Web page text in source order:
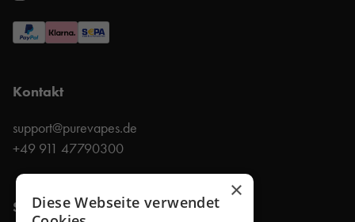
Kontakt
support@purevapes.de
+49 911 47790300
Shop
×
Diese Webseite verwendet